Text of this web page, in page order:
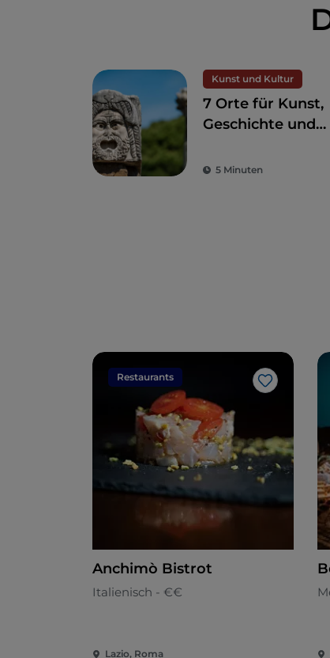
Kunst und Kultur
7 Orte für Kunst,
Geschichte und
von Rom entfernt
5 Minuten
Restaurants
Like
Anchimò Bistrot
Italienisch - €€
Lazio, Roma